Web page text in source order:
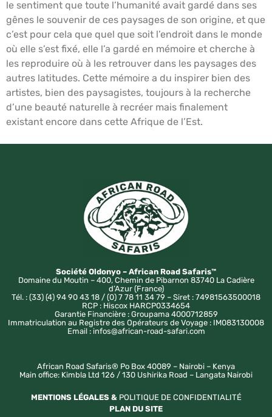
le sentiment que toute l’humanité avait gardé dans ses
gênes le souvenir de ces paysages de son origine, et que
c’est pour cela que quel que soit l’endroit dans le monde
où elle s’est fixé, elle l’a gardé en mémoire et cherche à
les reproduire où à les retrouver dans les paysages des
autres latitudes. Cette mémoire a du inspirer bien des
artistes, bien des paysagistes, toujours à la recherche
d’une beauté naturelle à recréer mais finalement
existant encore dans cette Afrique de l’Est.
Société Oldonyo – African Road Safaris™
Domaine du Moutin – 400, Chemin de Pibarnon 83740 La Cadière
d’Azur (France)
Tél. : (33) (4) 94 90 43 18 / (0) 7 78 11 34 79 – Siret : 74981563500018
RCP : Hiscox HARCP0334654
Garantie Financière : Groupama 4000712859
Immatriculation au Registre des Opérateurs de Voyage : IM083130008
Email : infos@african-road-safari.com
African Road Safaris® Po Box 40089 – Nairobi – Kenya
Main office: Kimbla Ltd 126 / 130 Ushirika Road – Langata Nairobi
MENTIONS LÉGALES & POLITIQUE DE CONFIDENTIALITÉ
PLAN DU SITE